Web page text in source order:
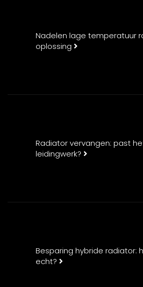
Nadelen lage temperatuur
oplossing
Radiator vervangen: past
leidingwerk?
Besparing hybride radiator:
echt?